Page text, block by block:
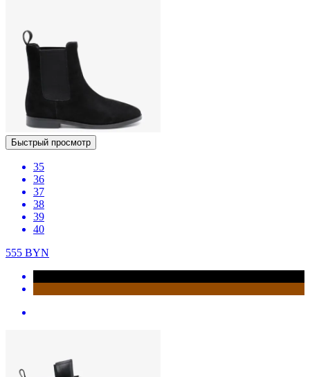
Быстрый просмотр
35
36
37
38
39
40
555 BYN